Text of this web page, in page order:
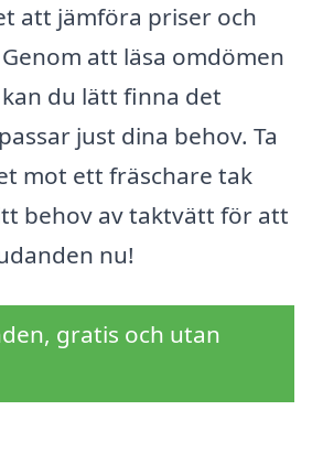
att jämföra priser och
att läsa omdömen
du lätt finna det
just dina behov. Ta
mot ett fräschare tak
behov av taktvätt för att
nu!
gratis och utan